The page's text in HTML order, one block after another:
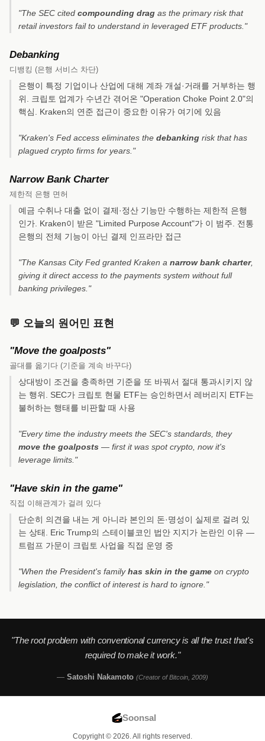
"The SEC cited compounding drag as the primary risk that
retail investors fail to understand in leveraged ETF products."
Debanking
디뱅킹 (은행 서비스 차단)
은행이 특정 기업이나 산업에 대해 계좌 개설·거래를 거부하는 행
위. 크립토 업계가 수년간 겪어온 "Operation Choke Point 2.0"의
핵심. Kraken의 연준 접근이 중요한 이유가 여기에 있음
"Kraken's Fed access eliminates the debanking risk that has
plagued crypto firms for years."
Narrow Bank Charter
제한적 은행 면허
예금 수취나 대출 없이 결제·정산 기능만 수행하는 제한적 은행
인가. Kraken이 받은 "Limited Purpose Account"가 이 범주. 전통
은행의 전체 기능이 아닌 결제 인프라만 접근
"The Kansas City Fed granted Kraken a narrow bank charter,
giving it direct access to the payments system without full
banking privileges."
💬 오늘의 원어민 표현
"Move the goalposts"
골대를 옮기다 (기준을 계속 바꾸다)
상대방이 조건을 충족하면 기준을 또 바꿔서 절대 통과시키지 않
는 행위. SEC가 크립토 현물 ETF는 승인하면서 레버리지 ETF는
불허하는 행태를 비판할 때 사용
"Every time the industry meets the SEC's standards, they
move the goalposts — first it was spot crypto, now it's
leverage limits."
"Have skin in the game"
직접 이해관계가 걸려 있다
단순히 의견을 내는 게 아니라 본인의 돈·명성이 실제로 걸려 있
는 상태. Eric Trump의 스테이블코인 법안 지지가 논란인 이유 —
트럼프 가문이 크립토 사업을 직접 운영 중
"When the President's family has skin in the game on crypto
legislation, the conflict of interest is hard to ignore."
"The root problem with conventional currency is all the trust that's
required to make it work."
— Satoshi Nakamoto (Creator of Bitcoin, 2009)
Soonsal
Copyright © 2026. All rights reserved.